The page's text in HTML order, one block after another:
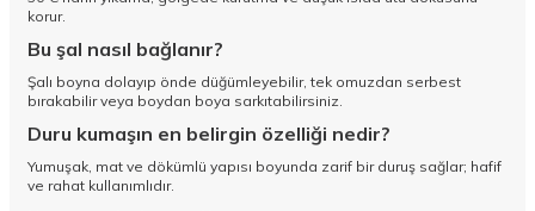
korur.
Bu şal nasıl bağlanır?
Şalı boyna dolayıp önde düğümleyebilir, tek omuzdan serbest
bırakabilir veya boydan boya sarkıtabilirsiniz.
Duru kumaşın en belirgin özelliği nedir?
Yumuşak, mat ve dökümlü yapısı boyunda zarif bir duruş sağlar; hafif
ve rahat kullanımlıdır.